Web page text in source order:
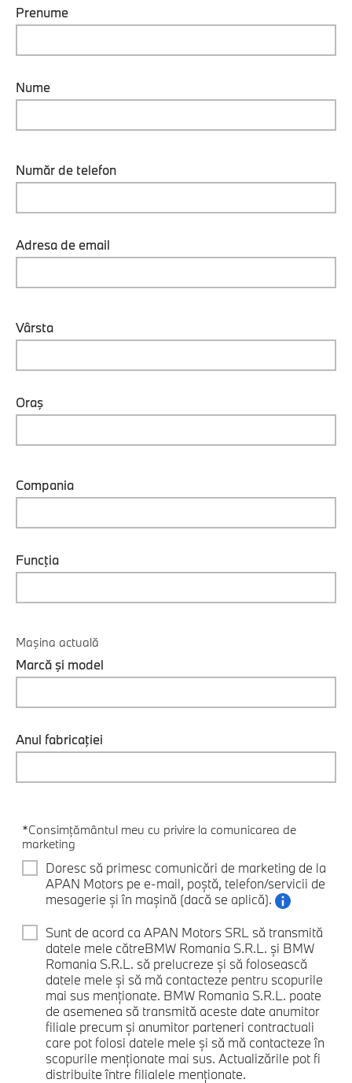
Prenume
Nume
Număr de telefon
Adresa de email
Vârsta
Oraş
Compania
Funcţia
Maşina actuală
Marcă şi model
Anul fabricaţiei
*Consimțământul meu cu privire la comunicarea de
marketing
Doresc să primesc comunicări de marketing de la
APAN Motors pe e-mail, poștă, telefon/servicii de
mesagerie și în mașină (dacă se aplică).
Sunt de acord ca APAN Motors SRL să transmită
datele mele cătreBMW Romania S.R.L. și BMW
Romania S.R.L. să prelucreze și să folosească
datele mele și să mă contacteze pentru scopurile
mai sus menționate. BMW Romania S.R.L. poate
de asemenea să transmită aceste date anumitor
filiale precum și anumitor parteneri contractuali
care pot folosi datele mele și să mă contacteze în
scopurile menționate mai sus. Actualizările pot fi
distribuite între filialele menționate.